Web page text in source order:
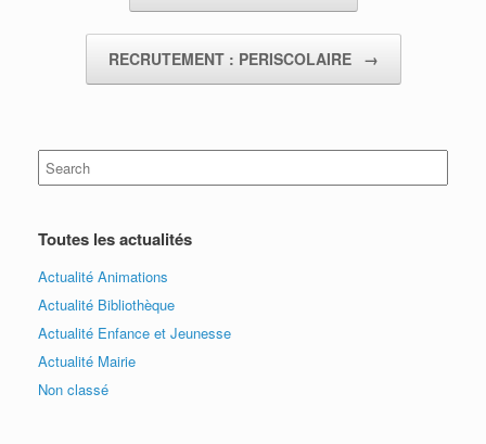
RECRUTEMENT : PERISCOLAIRE →
Search
for:
Toutes les actualités
Actualité Animations
Actualité Bibliothèque
Actualité Enfance et Jeunesse
Actualité Mairie
Non classé